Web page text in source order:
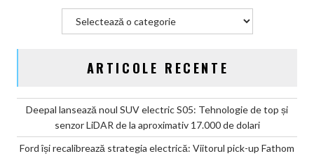
ARTICOLE RECENTE
Deepal lansează noul SUV electric S05: Tehnologie de top și
senzor LiDAR de la aproximativ 17.000 de dolari
Ford își recalibrează strategia electrică: Viitorul pick-up Fathom